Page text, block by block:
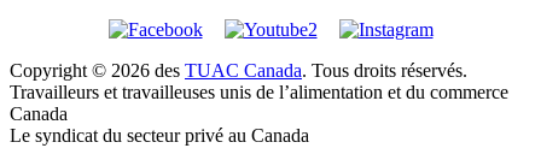
Copyright © 2026 des TUAC Canada. Tous droits réservés.
Travailleurs et travailleuses unis de l’alimentation et du commerce
Canada
Le syndicat du secteur privé au Canada